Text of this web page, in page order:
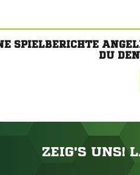
SPIELBERICHTE
DU
ZEIG'S UNS!